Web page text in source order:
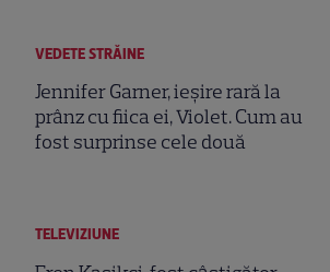
VEDETE STRĂINE
Jennifer Garner, ieșire rară la
prânz cu fiica ei, Violet. Cum au
fost surprinse cele două
TELEVIZIUNE